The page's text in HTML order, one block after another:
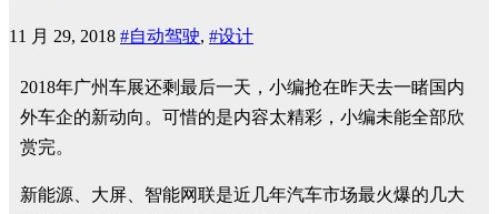
11 月 29, 2018 #自动驾驶, #设计
2018年广州车展还剩最后一天，小编抢在昨天去一睹国内
外车企的新动向。可惜的是内容太精彩，小编未能全部欣
赏完。
新能源、大屏、智能网联是近几年汽车市场最火爆的几大